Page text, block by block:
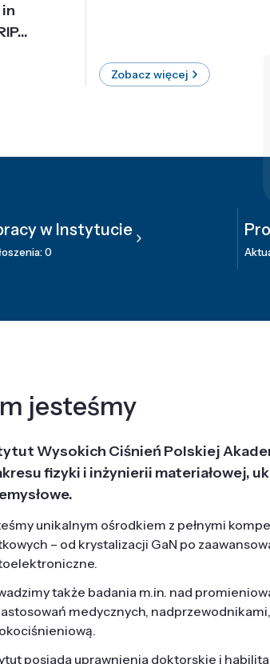
Zobacz więcej
w Instytucie
0
jesteśmy
Wysokich Ciśnień Polskiej
fizyki i inżynierii materiałowej,
unikalnym ośrodkiem z pełnymi
– od krystalizacji GaN po
także badania m.in. nad
medycznych,
posiada uprawnienia doktorskie i